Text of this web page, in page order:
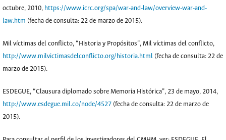
octubre, 2010, https://www.icrc.org/spa/war-and-law/overview-war-and-
law.htm (fecha de consulta: 22 de marzo de 2015).
Mil víctimas del conflicto, “Historia y Propósitos”, Mil víctimas del conflicto,
http://www.milvictimasdelconflicto.org/historia.html (fecha de consulta: 22 de
marzo de 2015).
ESDEGUE, “Clausura diplomado sobre Memoria Histórica”, 23 de mayo, 2014,
http://www.esdegue.mil.co/node/4527 (fecha de consulta: 22 de marzo de
2015).